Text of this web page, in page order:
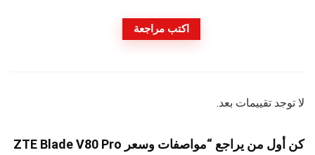
اكتب مراجعة
لا توجد تقييمات بعد.
كن أول من يراجع “مواصفات وسعر ZTE Blade V80 Pro